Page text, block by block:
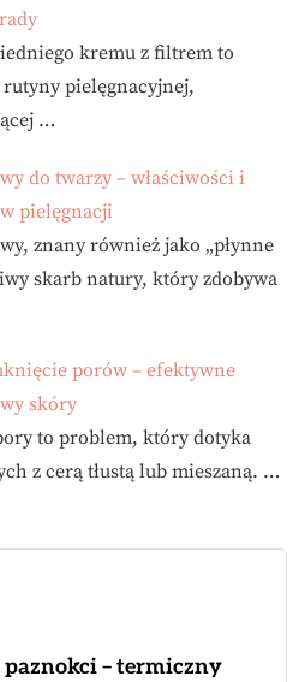
kremu z filtrem to
pielęgnacyjnej,
…
do twarzy – właściwości i
pielęgnacji
znany również jako „płynne
skarb natury, który zdobywa
porów – efektywne
skóry
to problem, który dotyka
z cerą tłustą lub mieszaną. …
– termiczny